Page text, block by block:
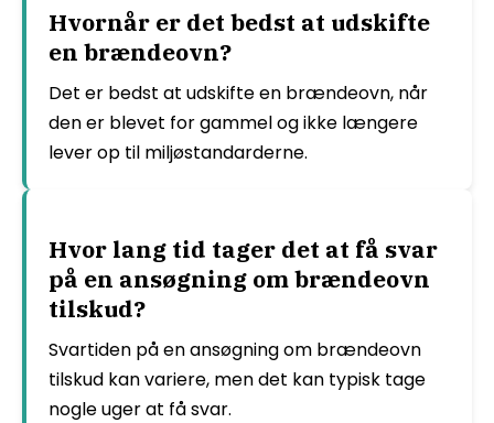
Hvornår er det bedst at udskifte
en brændeovn?
Det er bedst at udskifte en brændeovn, når
den er blevet for gammel og ikke længere
lever op til miljøstandarderne.
Hvor lang tid tager det at få svar
på en ansøgning om brændeovn
tilskud?
Svartiden på en ansøgning om brændeovn
tilskud kan variere, men det kan typisk tage
nogle uger at få svar.